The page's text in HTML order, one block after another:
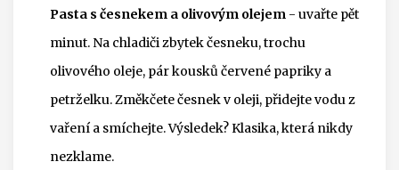
Pasta s česnekem a olivovým olejem - uvařte pět
minut. Na chladiči zbytek česneku, trochu
olivového oleje, pár kousků červené papriky a
petrželku. Změkčete česnek v oleji, přidejte vodu z
vaření a smíchejte. Výsledek? Klasika, která nikdy
nezklame.